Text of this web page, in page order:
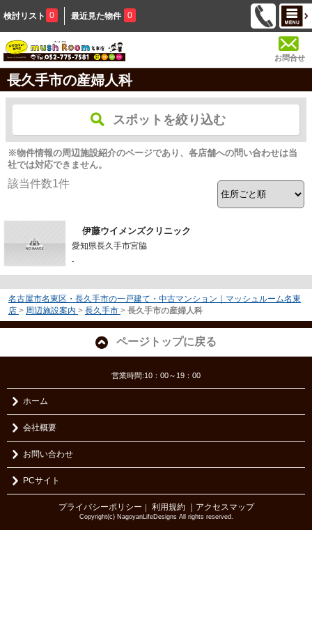
検討リスト 0 最近見た物件 0
お問合せ
長久手市の産婦人科
スポットを絞り込む
※物件情報の周辺施設紹介のページであり、各店舗への問い合わせは当
社では対応できません。
該当件数1件
伊藤ウイメンズクリニック
愛知県長久手市宮脇
-
名古屋市名東区・長久手市の一戸建て・中古マンション｜マッシュルーム名東
店 > 周辺施設案内 > 長久手市 > 長久手市の産婦人科
ページトップに戻る
営業時間:10：00～19：00
ホーム
会社概要
お問い合わせ
PCサイト
プライバシーポリシー ｜ 利用規約 ｜アクセスマップ
Copyright(c) NagoyanLifeDesigns All rights reserved.